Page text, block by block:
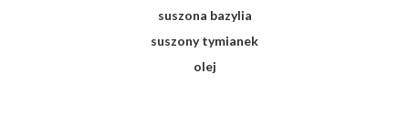
suszona bazylia
suszony tymianek
olej